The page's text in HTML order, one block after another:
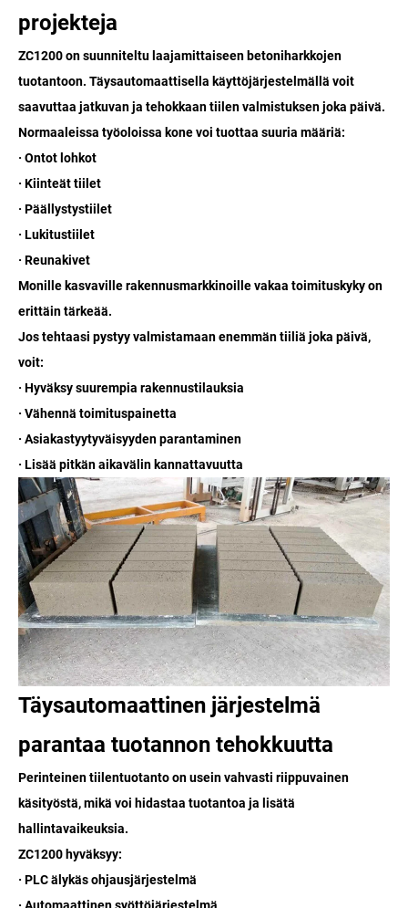
projekteja
ZC1200 on suunniteltu laajamittaiseen betoniharkkojen
tuotantoon. Täysautomaattisella käyttöjärjestelmällä voit
saavuttaa jatkuvan ja tehokkaan tiilen valmistuksen joka päivä.
Normaaleissa työoloissa kone voi tuottaa suuria määriä:
· Ontot lohkot
· Kiinteät tiilet
· Päällystystiilet
· Lukitustiilet
· Reunakivet
Monille kasvaville rakennusmarkkinoille vakaa toimituskyky on
erittäin tärkeää.
Jos tehtaasi pystyy valmistamaan enemmän tiiliä joka päivä,
voit:
· Hyväksy suurempia rakennustilauksia
· Vähennä toimituspainetta
· Asiakastyytyväisyyden parantaminen
· Lisää pitkän aikavälin kannattavuutta
Täysautomaattinen järjestelmä
parantaa tuotannon tehokkuutta
Perinteinen tiilentuotanto on usein vahvasti riippuvainen
käsityöstä, mikä voi hidastaa tuotantoa ja lisätä
hallintavaikeuksia.
ZC1200 hyväksyy:
· PLC älykäs ohjausjärjestelmä